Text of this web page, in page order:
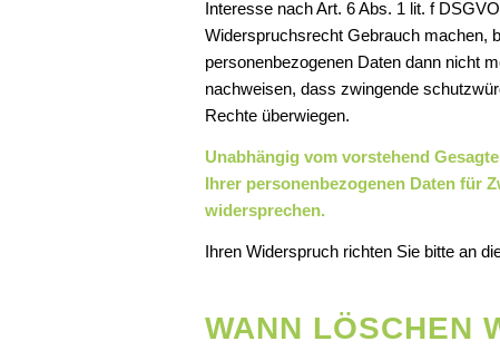
Interesse nach Art. 6 Abs. 1 lit. f
Widerspruchsrecht Gebrauch machen,
personenbezogenen Daten dann nicht
nachweisen, dass zwingende
Rechte überwiegen.
Unabhängig vom vorstehend
Ihrer personenbezogenen Daten für
widersprechen.
Ihren Widerspruch richten Sie bitte an
WANN LÖSCHEN